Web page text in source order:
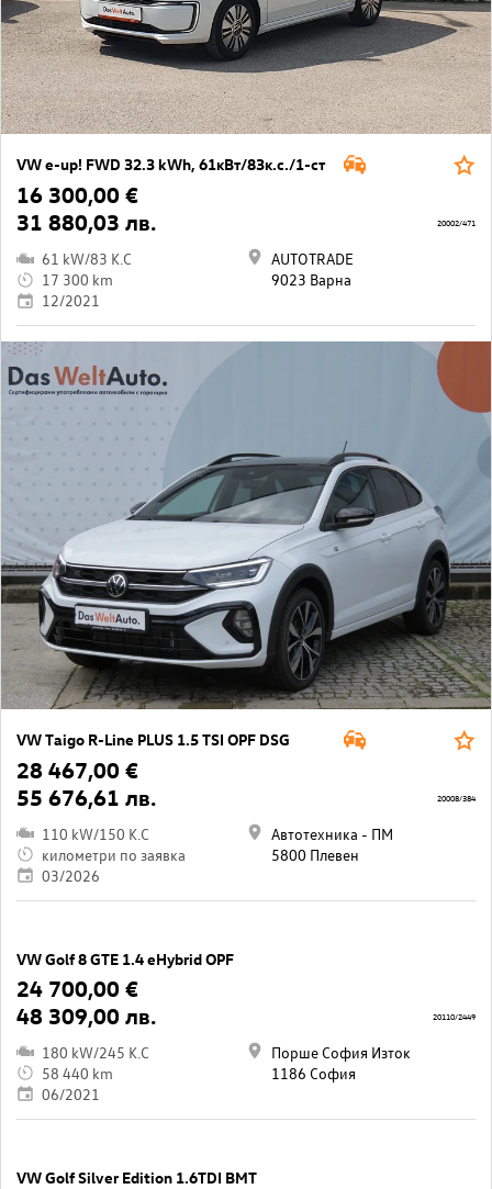
VW e-up! FWD 32.3 kWh, 61кВт/83к.с./1-ст
16 300,00 €
31 880,03 лв.
61 kW/83 K.C
17 300 km
12/2021
AUTOTRADE
9023 Варна
20002/471
VW Taigo R-Line PLUS 1.5 TSI OPF DSG
28 467,00 €
55 676,61 лв.
110 kW/150 K.C
километри по заявка
03/2026
Автотехника - ПМ
5800 Плевен
20008/384
VW Golf 8 GTE 1.4 eHybrid OPF
24 700,00 €
48 309,00 лв.
180 kW/245 K.C
58 440 km
06/2021
Порше София Изток
1186 София
20110/2449
VW Golf Silver Edition 1.6TDI BMT